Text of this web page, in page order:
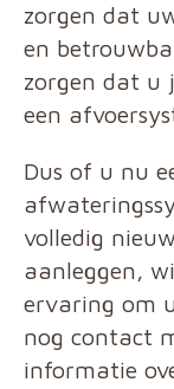
zorgen dat
en
zorgen dat u
een
Dus of u nu
volledig
aanleggen,
ervaring om
nog contact
informatie